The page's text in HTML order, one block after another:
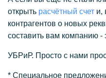
открыть расчётный счет и,
контрагентов о новых
составить вам компанию -
УБРиР. Просто с нами
* Специальное